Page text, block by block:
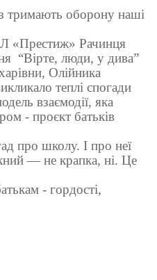
тримають оборону наші
«Престиж» Рачинця
“Вірте, люди, у дива”
Олійника
теплі спогади
взаємодії, яка
- проєкт батьків
про школу. І про неї
— не крапка, ні. Це
- гордості,